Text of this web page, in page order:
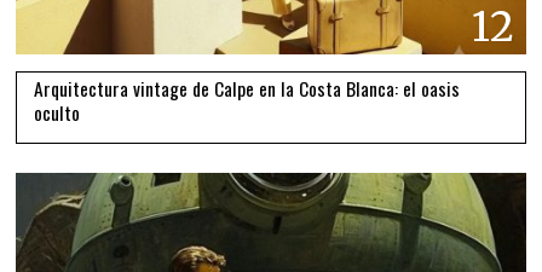
12
Arquitectura vintage de Calpe en la Costa Blanca: el oasis
oculto